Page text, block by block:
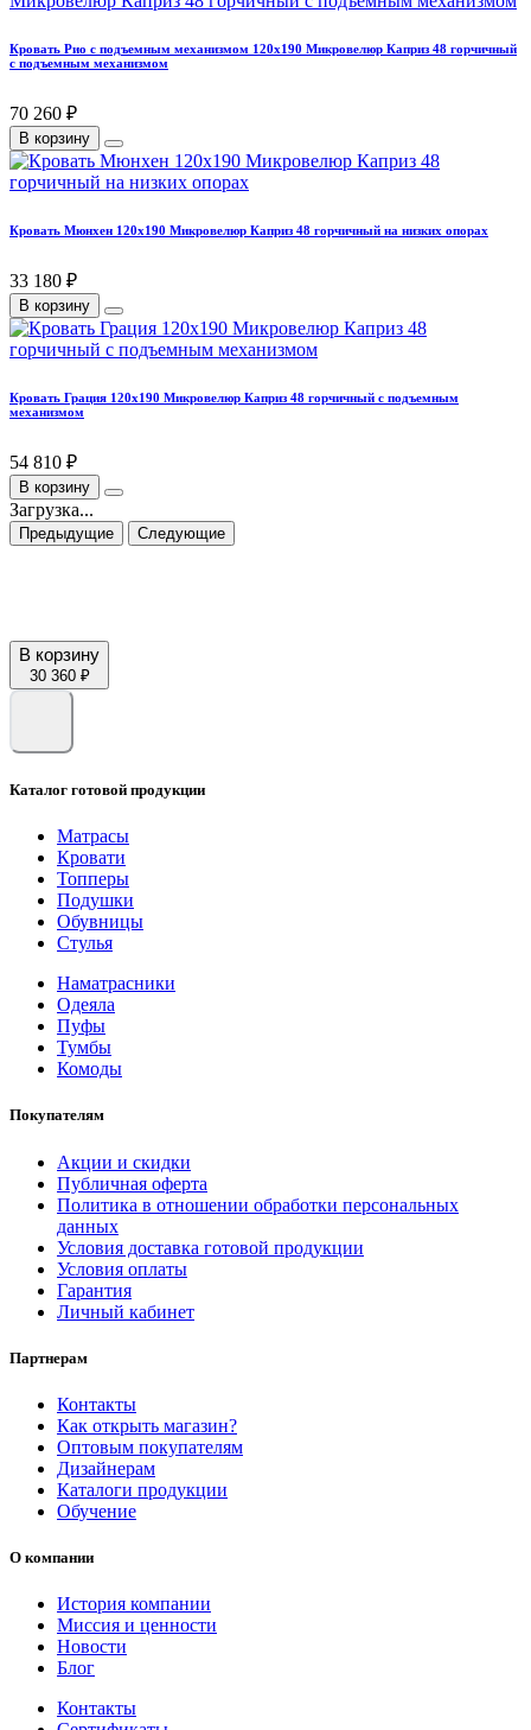
Кровать Рио с подъемным механизмом 120х190 Микровелюр Каприз 48 горчичный
с подъемным механизмом
70 260 ₽
В корзину
Кровать Мюнхен 120х190 Микровелюр Каприз 48 горчичный на низких опорах
33 180 ₽
В корзину
Кровать Грация 120х190 Микровелюр Каприз 48 горчичный с подъемным
механизмом
54 810 ₽
В корзину
Загрузка...
Предыдущие Следующие
В корзину
30 360 ₽
Каталог готовой продукции
Матрасы
Кровати
Топперы
Подушки
Обувницы
Стулья
Наматрасники
Одеяла
Пуфы
Тумбы
Комоды
Покупателям
Акции и скидки
Публичная оферта
Политика в отношении обработки персональных
данных
Условия доставка готовой продукции
Условия оплаты
Гарантия
Личный кабинет
Партнерам
Контакты
Как открыть магазин?
Оптовым покупателям
Дизайнерам
Каталоги продукции
Обучение
О компании
История компании
Миссия и ценности
Новости
Блог
Контакты